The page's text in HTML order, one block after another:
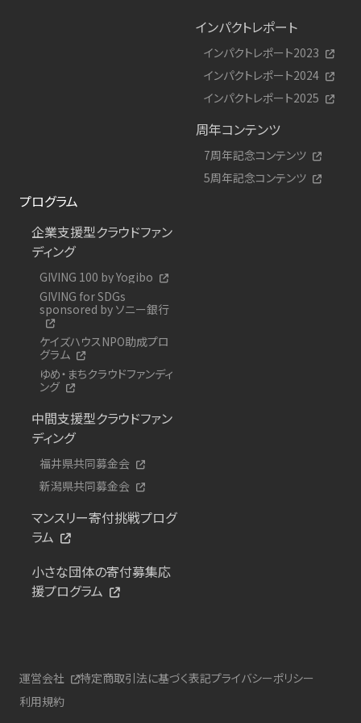
インパクトレポート
インパクトレポート2023
インパクトレポート2024
インパクトレポート2025
周年コンテンツ
7周年記念コンテンツ
5周年記念コンテンツ
プログラム
企業支援型クラウドファン
ディング
GIVING 100 by Yogibo
GIVING for SDGs
sponsored by ソニー銀行
ケイズハウスNPO助成プロ
グラム
ゆめ・まちクラウドファンディ
ング
中間支援型クラウドファン
ディング
福井県共同募金会
新潟県共同募金会
マンスリー寄付挑戦プログ
ラム
小さな団体の寄付募集応
援プログラム
運営会社 特定商取引法に基づく表記プライバシーポリシー
利用規約